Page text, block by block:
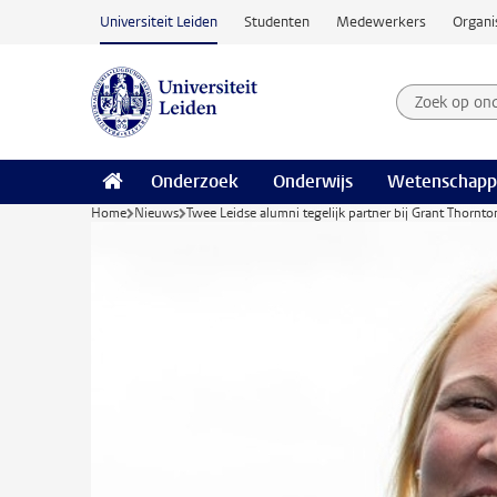
Ga naar hoofdinhoud
Universiteit Leiden Studenten Medewerkers
Zoek op
Zoekterm
Onderzoek Onderwijs
Home Nieuws Twee Leidse alumni tegelijk partner bij Grant